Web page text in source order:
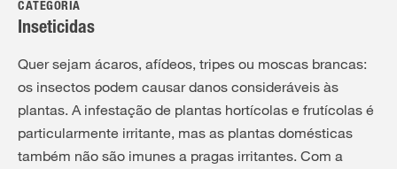
CATEGORIA
Inseticidas
Quer sejam ácaros, afídeos, tripes ou moscas brancas:
os insectos podem causar danos consideráveis às
plantas. A infestação de plantas hortícolas e frutícolas é
particularmente irritante, mas as plantas domésticas
também não são imunes a pragas irritantes. Com a